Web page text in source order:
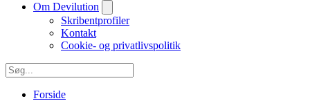
Om Devilution
Skribentprofiler
Kontakt
Cookie- og privatlivspolitik
Forside